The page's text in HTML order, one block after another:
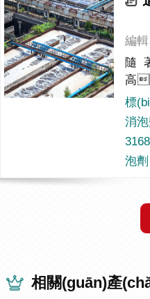
編
隨
高
越
(qū)
此
的
處
標
消
泡劑
相關(guān)產